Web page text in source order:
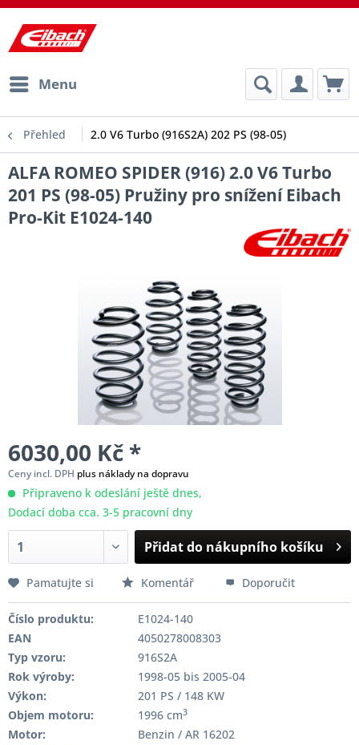
Menu
Přehled 2.0 V6 Turbo (916S2A) 202 PS (98-05)
ALFA ROMEO SPIDER (916) 2.0 V6 Turbo
201 PS (98-05) Pružiny pro snížení Eibach
Pro-Kit E1024-140
6030,00 Kč *
Ceny incl. DPH plus náklady na dopravu
Připraveno k odeslání ještě dnes,
Dodací doba cca. 3-5 pracovní dny
Přidat do nákupního košíku
Pamatujte si Komentář Doporučit
Číslo produktu:
E1024-140
EAN
4050278008303
Typ vzoru:
916S2A
Rok výroby:
1998-05 bis 2005-04
Výkon:
201 PS / 148 KW
Objem motoru:
1996 cm3
Motor:
Benzin / AR 16202